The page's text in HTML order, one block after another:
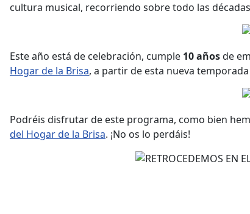
cultura musical, recorriendo sobre todo las
Este año está de celebración, cumple 10 añosde
Hogar de la Brisa, a partir de esta nueva
Podréis disfrutar de este programa, como bien
del Hogar de la Brisa. ¡No os lo perdáis!